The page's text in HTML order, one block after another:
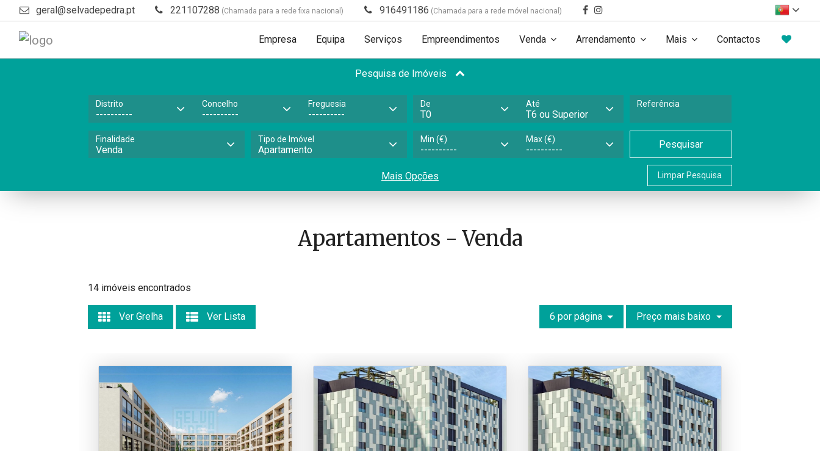
geral@selvadepedra.pt 221107288 (Chamada para a rede fixa nacional) 916491186 (Chamada para a rede móvel nacional)
Empresa Equipa Serviços Empreendimentos Venda Arrendamento Mais Contactos
Pesquisa de Imóveis
Distrito Concelho Freguesia De Até Referência
Finalidade Tipo de Imóvel Min (€) Max (€) Pesquisar
Mais Opções Limpar Pesquisa
Apartamentos - Venda
14 imóveis encontrados
Ver Grelha Ver Lista 6 por página Preço mais baixo